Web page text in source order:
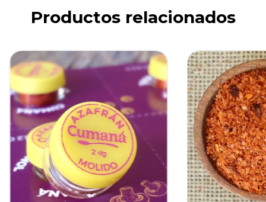
Productos relacionados